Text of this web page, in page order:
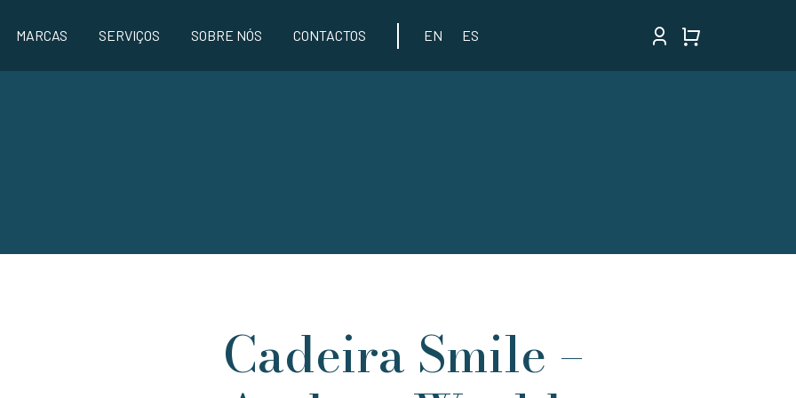
MARCAS SERVIÇOS SOBRE NÓS CONTACTOS EN ES
Cadeira Smile –